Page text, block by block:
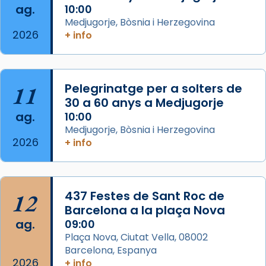
comitè organitzador de la visita apostòlica
del Sant Pare Lleó XIV a Barcelona, i als
col·laboradors, a la Catedral de Barcelona.
L’arquebisbe de Barcelona, el cardenal Joan
Josep Omella, ha presidit la missa i l’ha
concelebrat el bisbe auxiliar de Barcelona,
Mons. David Abadías.
📸 Dr. G. Simón
Photo
View on Facebook · Share
Arquebisbat de Barcelona
2 weeks ago
Memòria de les santes Juliana i
Semproniana, verges i màrtirs.
ag.
2026
10:00
Medjugorje, Bòsnia i Herzegovina
+ info
11
ag.
2026
Pelegrinatge per a solters de
30 a 60 anys a Medjugorje
10:00
Medjugorje, Bòsnia i Herzegovina
+ info
12
ag.
2026
437 Festes de Sant Roc de
Barcelona a la plaça Nova
09:00
Plaça Nova, Ciutat Vella, 08002
Barcelona, Espanya